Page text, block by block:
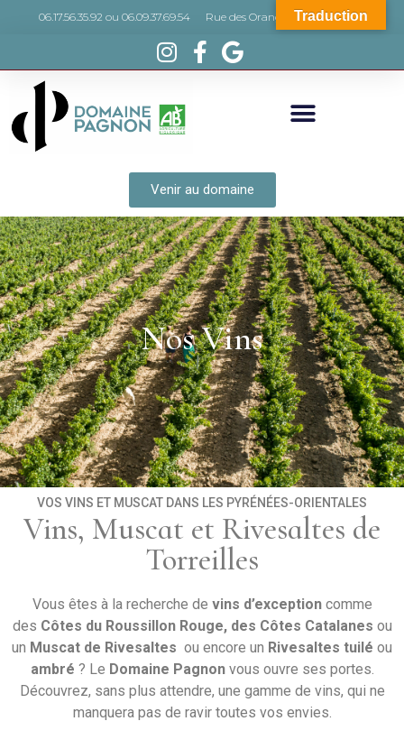
06.17.56.35.92 ou 06.09.37.69.54 Rue des Orangers, 66440 Torreilles
Venir au domaine
Nos Vins
VOS VINS ET MUSCAT DANS LES PYRÉNÉES-ORIENTALES
Vins, Muscat et Rivesaltes de
Torreilles
Vous êtes à la recherche de vins d’exceptioncomme
des Côtes du Roussillon Rouge, des Côtes Catalanes ou
un Muscat de Rivesaltes ou encore un Rivesaltes tuilé ou
ambré ? Le Domaine Pagnonvous ouvre ses portes.
Découvrez, sans plus attendre, une gamme de vins, qui ne
manquera pas de ravir toutes vos envies.
Traduction